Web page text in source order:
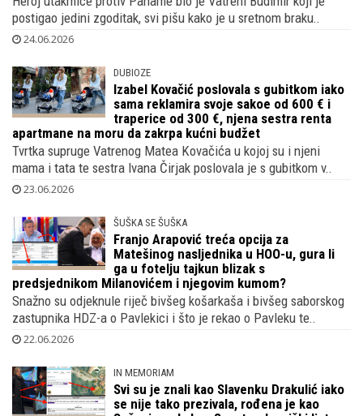
Iza Ante Budimira stoji lijepa mama Janja
koja je sama podigla troje djece nakon
Heroj utakmice protiv Paname bio je Vatreni Budimir koji je
postigao jedini zgoditak, svi pišu kako je u sretnom braku..
24.06.2026
DUBIOZE
Izabel Kovačić poslovala s gubitkom iako
sama reklamira svoje sakoe od 600 € i
Tvrtka supruge Vatrenog Matea Kovačića u kojoj su i njeni
mama i tata te sestra Ivana Čirjak poslovala je s gubitkom v..
23.06.2026
ŠUŠKA SE ŠUŠKA
Franjo Arapović treća opcija za
Matešinog nasljednika u HOO-u, gura li
Snažno su odjeknule riječ bivšeg košarkaša i bivšeg saborskog
zastupnika HDZ-a o Pavlekici i što je rekao o Pavleku te..
22.06.2026